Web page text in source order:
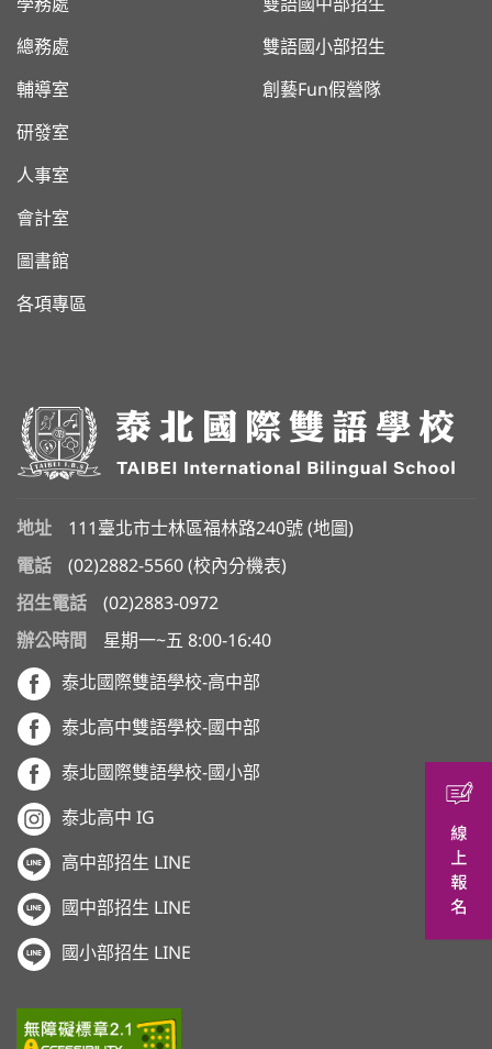
學務處
總務處
輔導室
研發室
人事室
會計室
圖書館
各項專區
雙語國中部招生
雙語國小部招生
創藝Fun假營隊
地址 111臺北市士林區福林路240號 (地圖 )
電話
(02)2882-5560 (校內分機表)
招生電話
(02)2883-0972
辦公時間
星期一~五 8:00-16:40
泰北國際雙語學校-高中部
泰北高中雙語學校-國中部
泰北國際雙語學校-國小部
泰北高中 IG
高中部招生 LINE
國中部招生 LINE
國小部招生 LINE